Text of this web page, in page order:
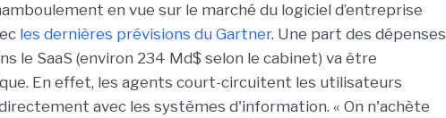
en vue sur le marché du logiciel d’entreprise
les dernières prévisions du Gartner. Une part des dépenses
le SaaS (environ 234 Md$ selon le cabinet) va être
En effet, les agents court-circuitent les utilisateurs
avec les systèmes d'information. « On n'achète